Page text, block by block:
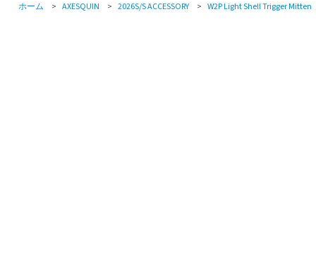
ホーム > AXESQUIN > 2026S/S ACCESSORY > W2P Light Shell Trigger Mitten